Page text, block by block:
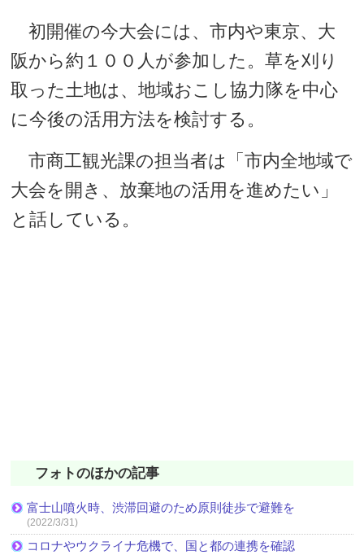
初開催の今大会には、市内や東京、大
阪から約１００人が参加した。草を刈り
取った土地は、地域おこし協力隊を中心
に今後の活用方法を検討する。
市商工観光課の担当者は「市内全地域で
大会を開き、放棄地の活用を進めたい」
と話している。
フォトのほかの記事
富士山噴火時、渋滞回避のため原則徒歩で避難を
(2022/3/31)
コロナやウクライナ危機で、国と都の連携を確認